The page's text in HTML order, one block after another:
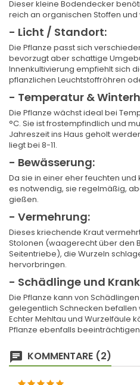
Dieser kleine Bodendecker
reich an organischen Stoffen
- Licht / Standort:
Die Pflanze passt sich
bevorzugt aber schattige
Innenkultivierung empfiehlt sich
pflanzlichen Leuchtstoffröhren
- Temperatur &
Die Pflanze wächst ideal bei
°C. Sie ist frostempfindlich und
Jahreszeit ins Haus geholt
liegt bei 8-11.
- Bewässerung:
Da sie in einer eher feuchten
es notwendig, sie regelmäßig,
gießen.
- Vermehrung:
Dieses kriechende Kraut
Stolonen (waagerecht über den
Seitentriebe), die Wurzeln
hervorbringen.
- Schädlinge und
Die Pflanze kann von
gelegentlich Schnecken befallen
Echter Mehltau und Wurzelfäule
Pflanze ebenfalls
KOMMENTARE (2)